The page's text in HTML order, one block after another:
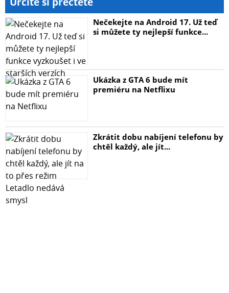
Nečekejte na Android 17. Už teď
si můžete ty nejlepší funkce...
Ukázka z GTA 6 bude mít
premiéru na Netflixu
Zkrátit dobu nabíjení telefonu by
chtěl každý, ale jít...